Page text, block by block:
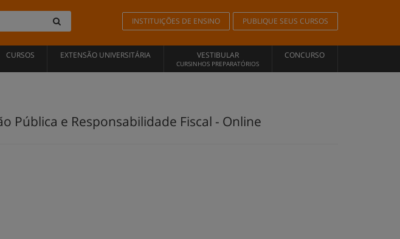
INSTITUIÇÕES DE ENSINO PUBLIQUE SEUS CURSOS
CURSOS EXTENSÃO UNIVERSITÁRIA VESTIBULAR
CURSINHOS PREPARATÓRIOS
CONCURSO
Pública e Responsabilidade Fiscal - Online